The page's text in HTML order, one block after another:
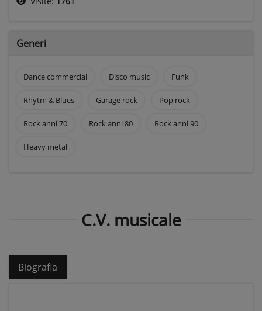
Generi
Dance commercial Disco music Funk
Rhytm & Blues Garage rock Pop rock
Rock anni 70 Rock anni 80 Rock anni 90
Heavy metal
C.V. musicale
Biografia